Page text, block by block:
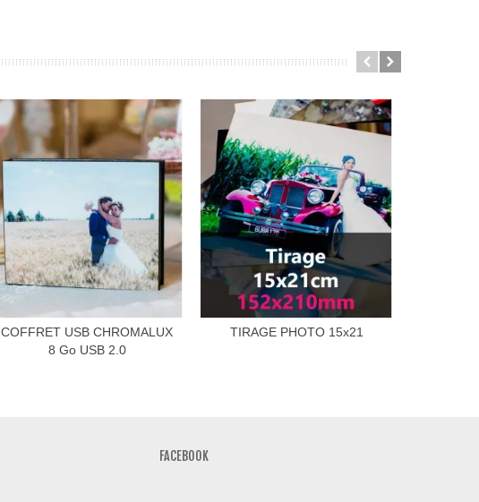
COFFRET USB CHROMALUX
8 Go USB 2.0
TIRAGE PHOTO 15x21
FACEBOOK